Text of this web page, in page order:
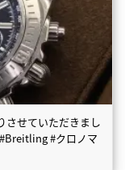
させていただきまし
#クロノマ